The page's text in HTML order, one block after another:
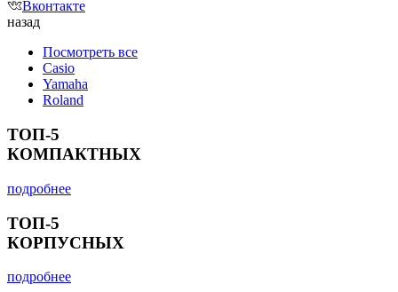
Вконтакте
назад
Посмотреть все
Casio
Yamaha
Roland
ТОП-5
КОМПАКТНЫХ
подробнее
ТОП-5
КОРПУСНЫХ
подробнее